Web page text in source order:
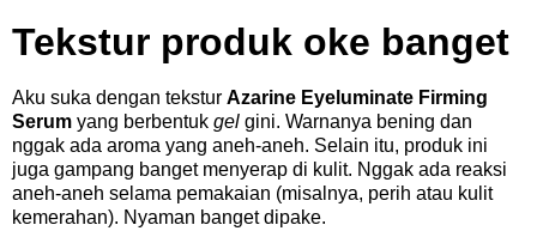
Tekstur produk oke banget
Aku suka dengan tekstur Azarine Eyeluminate Firming
Serum yang berbentuk gel gini. Warnanya bening dan
nggak ada aroma yang aneh-aneh. Selain itu, produk ini
juga gampang banget menyerap di kulit. Nggak ada reaksi
aneh-aneh selama pemakaian (misalnya, perih atau kulit
kemerahan). Nyaman banget dipake.